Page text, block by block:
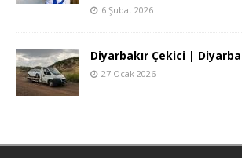
6 Şubat 2026
Diyarbakır Çekici |
27 Ocak 2026